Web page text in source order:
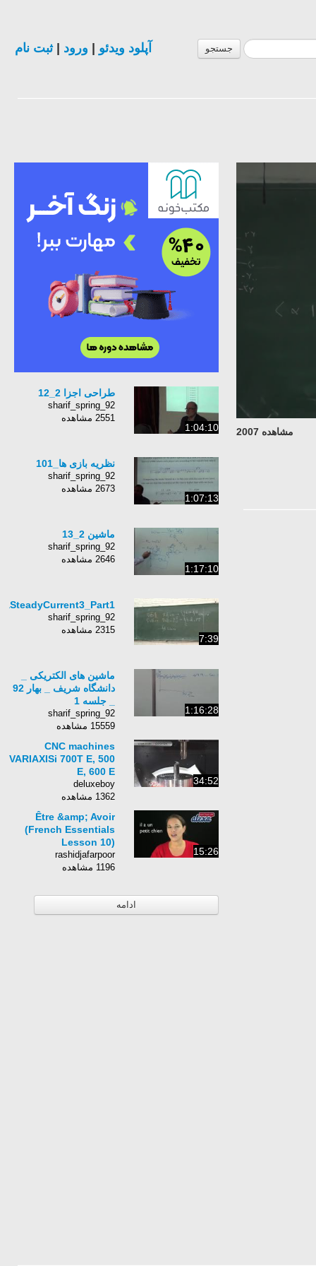
جستجو آپلود ویدئو ورود |ثبت نام
مشاهده 2007 1:04:10
طراحی اجزا 2_12
sharif_spring_92
2551 مشاهده
1:07:13
نظریه بازی ها_101
sharif_spring_92
2673 مشاهده
1:17:10
ماشین 2_13
sharif_spring_92
2646 مشاهده
7:39
sharif_spring_92
2315 مشاهده
1:16:28
ماشین های الکتریکی _
دانشگاه شریف _ بهار 92
_ جلسه 1
sharif_spring_92
15559 مشاهده
34:52
CNC machines
VARIAXISi 700T E, 500
E, 600 E
deluxeboy
1362 مشاهده
15:26
Être &amp; Avoir
(French Essentials
Lesson 10)
rashidjafarpoor
1196 مشاهده
ادامه